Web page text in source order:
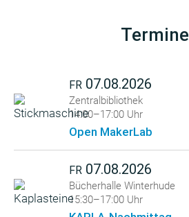
Termine
FR 07.08.2026
Zentralbibliothek
14:00–17:00 Uhr
Open MakerLab
FR 07.08.2026
Bücherhalle Winterhude
15:30–17:00 Uhr